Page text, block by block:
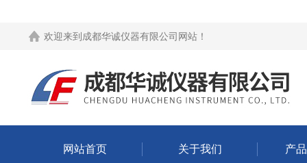
欢迎来到 成都华诚仪器有限公司网站 ！
网站首页 关于我们 产